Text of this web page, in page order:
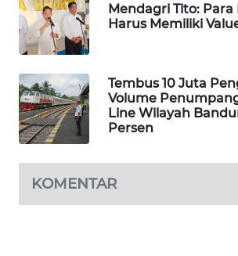
Mendagri Tito:
Harus Memiliki
Tembus 10 Juta
Volume
Line Wilayah
Persen
KOMENTAR
KRT
NEWS
KARING
NEWS
JURNAL